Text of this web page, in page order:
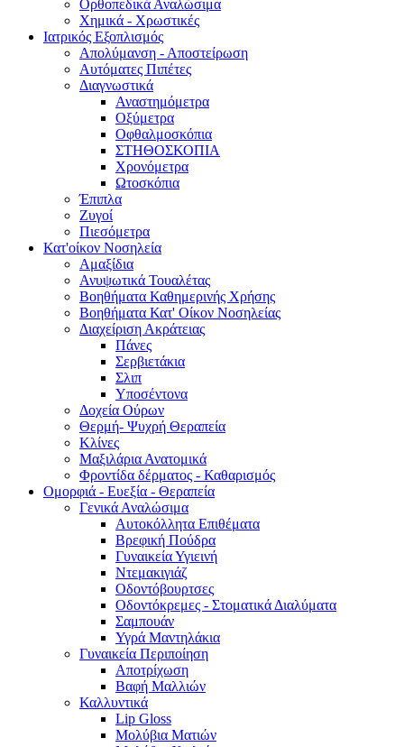
Ορθοπεδικά Αναλώσιμα
Χημικά - Χρωστικές
Ιατρικός Εξοπλισμός
Απολύμανση - Αποστείρωση
Αυτόματες Πιπέτες
Διαγνωστικά
Αναστημόμετρα
Οξύμετρα
Οφθαλμοσκόπια
ΣΤΗΘΟΣΚΟΠΙΑ
Χρονόμετρα
Ωτοσκόπια
Έπιπλα
Ζυγοί
Πιεσόμετρα
Κατ'οίκον Νοσηλεία
Αμαξίδια
Ανυψωτικά Τουαλέτας
Βοηθήματα Καθημερινής Χρήσης
Βοηθήματα Κατ' Οίκον Νοσηλείας
Διαχείριση Ακράτειας
Πάνες
Σερβιετάκια
Σλιπ
Υποσέντονα
Δοχεία Ούρων
Θερμή- Ψυχρή Θεραπεία
Κλίνες
Μαξιλάρια Ανατομικά
Φροντίδα δέρματος - Καθαρισμός
Ομορφιά - Ευεξία - Θεραπεία
Γενικά Αναλώσιμα
Αυτοκόλλητα Επιθέματα
Βρεφική Πούδρα
Γυναικεία Υγιεινή
Ντεμακιγιάζ
Οδοντόβουρτσες
Οδοντόκρεμες - Στοματικά Διαλύματα
Σαμπουάν
Υγρά Μαντηλάκια
Γυναικεία Περιποίηση
Αποτρίχωση
Βαφή Μαλλιών
Καλλυντικά
Lip Gloss
Μολύβια Ματιών